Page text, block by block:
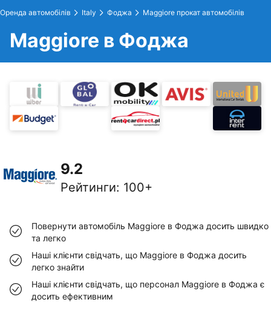
Оренда автомобілів Italy Фоджа Maggiore прокат автомобілів
Maggiore в Фоджа
9.2
Рейтинги: 100+
Повернути автомобіль Maggiore в Фоджа досить швидко
та легко
Наші клієнти свідчать, що Maggiore в Фоджа досить
легко знайти
Наші клієнти свідчать, що персонал Maggiore в Фоджа є
досить ефективним